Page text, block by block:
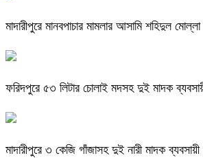
মাদারীপুরে মানবপাচার মামলার আসামি শহিদুল
ফরিদপুরে ৫৩ লিটার চোলাই মদসহ দুই মাদক
মাদারীপুরে ৩ কেজি গাঁজাসহ দুই নারী মাদক